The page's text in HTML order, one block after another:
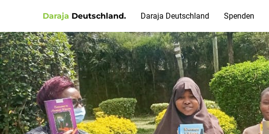
Daraja Deutschland. Daraja Deutschland Spenden